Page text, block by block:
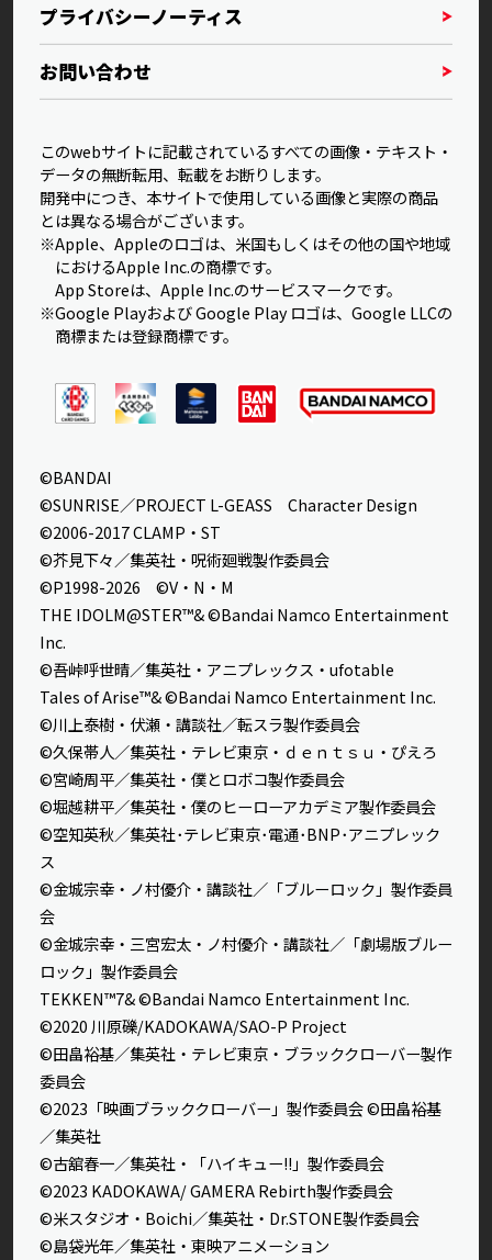
プライバシーノーティス
お問い合わせ
このwebサイトに記載されているすべての画像・テキスト・
データの無断転用、転載をお断りします。
開発中につき、本サイトで使用している画像と実際の商品
とは異なる場合がございます。
※Apple、Appleのロゴは、米国もしくはその他の国や地域
におけるApple Inc.の商標です。
App Storeは、Apple Inc.のサービスマークです。
※Google Playおよび Google Play ロゴは、Google LLCの
商標または登録商標です。
©BANDAI
©SUNRISE／PROJECT L-GEASS Character Design
©2006-2017 CLAMP・ST
©芥見下々／集英社・呪術廻戦製作委員会
©P1998-2026 ©V・N・M
THE IDOLM@STER™& ©Bandai Namco Entertainment
Inc.
©吾峠呼世晴／集英社・アニプレックス・ufotable
Tales of Arise™& ©Bandai Namco Entertainment Inc.
©川上泰樹・伏瀬・講談社／転スラ製作委員会
©久保帯人／集英社・テレビ東京・ｄｅｎｔｓｕ・ぴえろ
©宮崎周平／集英社・僕とロボコ製作委員会
©堀越耕平／集英社・僕のヒーローアカデミア製作委員会
©空知英秋／集英社･テレビ東京･電通･BNP･アニプレック
ス
©金城宗幸・ノ村優介・講談社／「ブルーロック」製作委員
会
©金城宗幸・三宮宏太・ノ村優介・講談社／「劇場版ブルー
ロック」製作委員会
TEKKEN™7& ©Bandai Namco Entertainment Inc.
©2020 川原礫/KADOKAWA/SAO-P Project
©田畠裕基／集英社・テレビ東京・ブラッククローバー製作
委員会
©2023「映画ブラッククローバー」製作委員会 ©田畠裕基
／集英社
©古舘春一／集英社・「ハイキュー!!」製作委員会
©2023 KADOKAWA/ GAMERA Rebirth製作委員会
©米スタジオ・Boichi／集英社・Dr.STONE製作委員会
©島袋光年／集英社・東映アニメーション